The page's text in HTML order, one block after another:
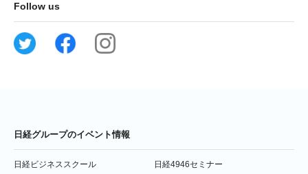
Follow us
日経グループのイベント情報
日経ビジネススクール
日経4946セミナー